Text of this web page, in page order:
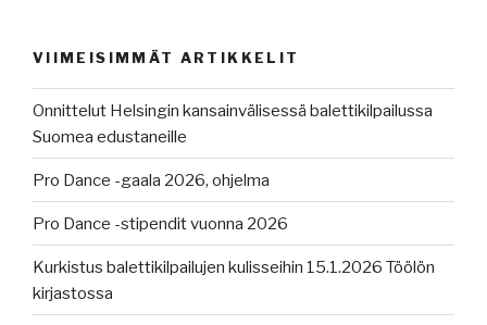
VIIMEISIMMÄT ARTIKKELIT
Onnittelut Helsingin kansainvälisessä balettikilpailussa
Suomea edustaneille
Pro Dance -gaala 2026, ohjelma
Pro Dance -stipendit vuonna 2026
Kurkistus balettikilpailujen kulisseihin 15.1.2026 Töölön
kirjastossa